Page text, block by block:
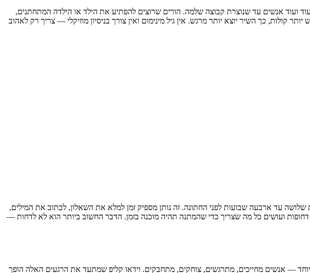
ועוד אנשים עד שנוצרת קבוצה שלמה. הורים שרוצים להפתיע את הילד או הילדה המתחתנים,
כך השיר יוצא יותר מרגש. אין גיל מינימום ואין צורך בניסיון מוזיקלי — צריך רק לאהוב
עד ארבעה שבועות לפני החתונה. זה נותן מספיק זמן למלא את השאלון, לכתוב את המילים,
ועושים כל מה שצריך כדי שהמתנה תהיה מוכנה בזמן. הדבר החשוב ביותר הוא לא לדחות —
— אנשים מחייכים, מתרגשים, צוחקים, מתחבקים. וידאו קליפ שמתעד את הרגעים האלה הופך